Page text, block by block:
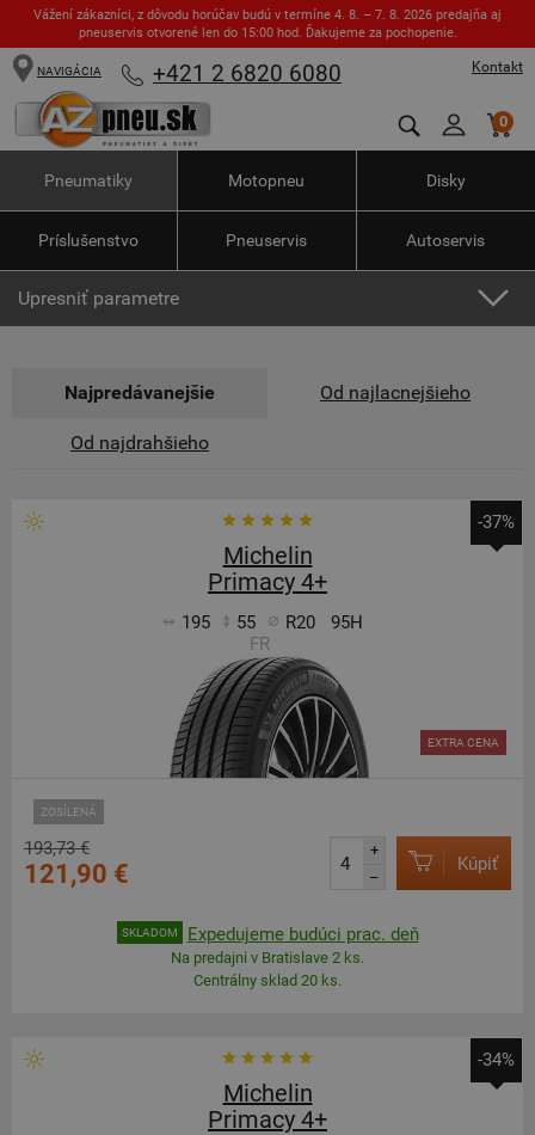
Vážení zákazníci, z dôvodu horúčav budú v termíne 4. 8. – 7. 8. 2026 predajňa aj
pneuservis otvorené len do 15:00 hod. Ďakujeme za pochopenie.
Kontakt
NAVIGÁCIA +421 2 6820 6080
0
Pneumatiky Motopneu Disky
Príslušenstvo Pneuservis Autoservis
Upresniť parametre
Najpredávanejšie Od najlacnejšieho
Od najdrahšieho
-37%
Michelin
Primacy 4+
195 55 R20
95H
FR
ZOSÍLENÁ
EXTRA CENA
193,73 €
121,90 €
+
–
Kúpiť
SKLADOM Expedujeme budúci prac. deň
Na predajni v Bratislave 2 ks.
Centrálny sklad 20 ks.
-34%
Michelin
Primacy 4+